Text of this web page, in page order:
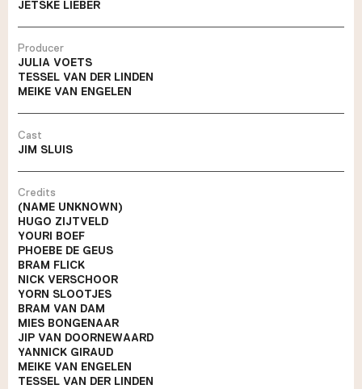
JETSKE LIEBER
Producer
JULIA VOETS
TESSEL VAN DER LINDEN
MEIKE VAN ENGELEN
Cast
JIM SLUIS
Credits
(NAME UNKNOWN)
HUGO ZIJTVELD
YOURI BOEF
PHOEBE DE GEUS
BRAM FLICK
NICK VERSCHOOR
YORN SLOOTJES
BRAM VAN DAM
MIES BONGENAAR
JIP VAN DOORNEWAARD
YANNICK GIRAUD
MEIKE VAN ENGELEN
TESSEL VAN DER LINDEN